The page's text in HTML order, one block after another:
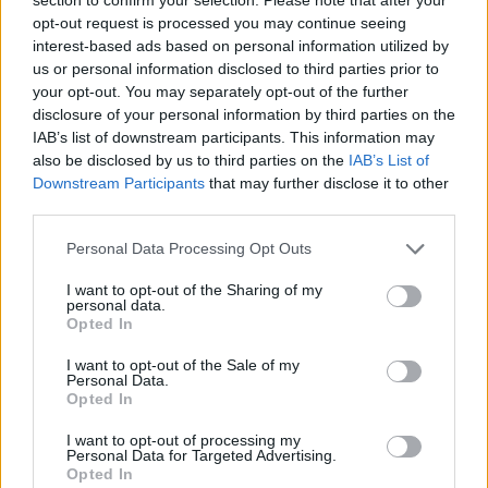
opt-out request is processed you may continue seeing
interest-based ads based on personal information utilized by
us or personal information disclosed to third parties prior to
your opt-out. You may separately opt-out of the further
disclosure of your personal information by third parties on the
IAB’s list of downstream participants. This information may
also be disclosed by us to third parties on the IAB’s List of
Downstream Participants that may further disclose it to other
Please note that this website/app uses one or more Google
not limited to your visit or usage behaviour. You may click to
grant or deny consent to Google and its third-party tags to
use your data for below specified purposes in below Google
consent section.
Personal Data Processing Opt Outs
I want to opt-out of the Sharing of my
personal data.
Opted In
I want to opt-out of the Sale of my
Personal Data.
Opted In
I want to opt-out of processing my
Personal Data for Targeted Advertising.
Opted In
Dans ce classement des tennismans les plus populaires, la
surprise vient du retard pris par Novak Djokovic. Bien
qu’au sommet de la hiérarchie, le joueur serbe ne peut pas
susciter la comparaison avec le duo Federer-Nadal,
puisqu’il n’a que 2,7 millions de fans sur Facebook, un
chiffre qui pourrait augmenter s’il venait à confirmer son
joueurs comme David Ferrer et Tomas Berdych, pourtant
présents dans le Top 10 depuis plusieurs saisons, sont à
des années-lumière de leurs adversaires en terme de
popularité. Et les Français ? Avec près de 400 000 fans, Jo-
devant Gaël Monfils et Richard Gasquet.